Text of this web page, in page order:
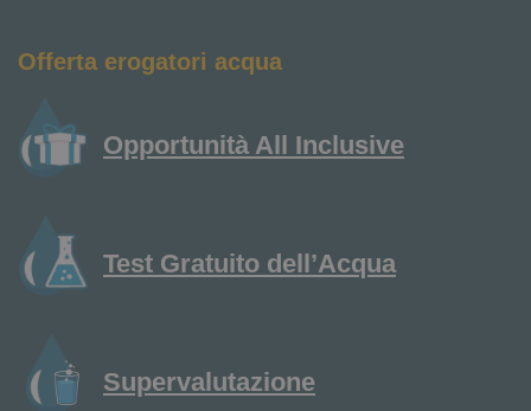
Offerta erogatori acqua
Opportunità All Inclusive
Test Gratuito dell’Acqua
Supervalutazione